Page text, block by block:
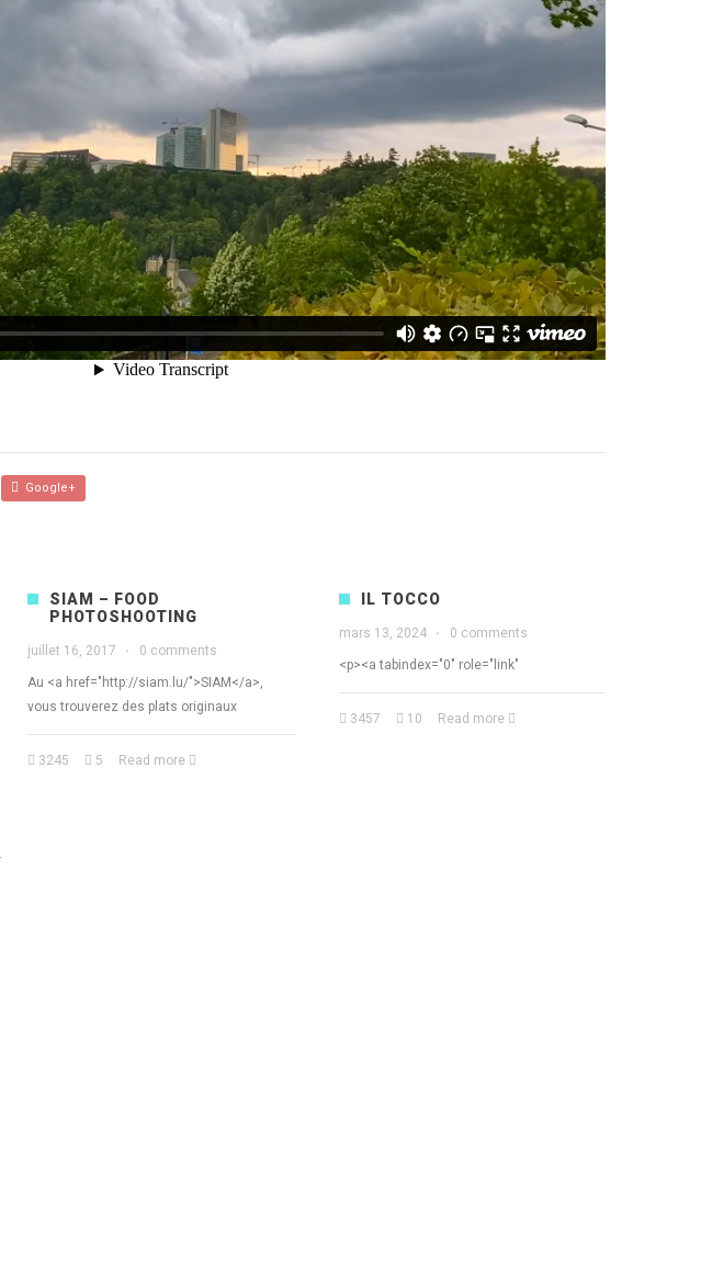
Google+
SIAM – FOOD
PHOTOSHOOTING
juillet 16, 2017 · 0 comments
Au <a href="http://siam.lu/">SIAM</a>,
vous trouverez des plats originaux
3245 5 Read more
IL TOCCO
mars 13, 2024 · 0 comments
<p><a tabindex="0" role="link"
3457 10 Read more